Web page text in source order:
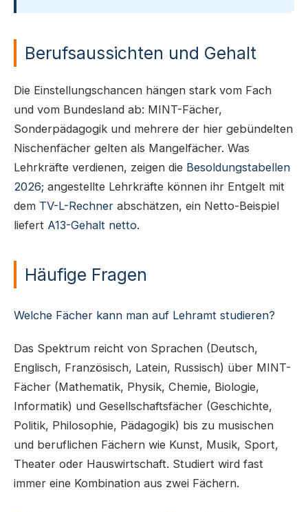
Berufsaussichten und Gehalt
Die Einstellungschancen hängen stark vom Fach
und vom Bundesland ab: MINT-Fächer,
Sonderpädagogik und mehrere der hier gebündelten
Nischenfächer gelten als Mangelfächer. Was
Lehrkräfte verdienen, zeigen die Besoldungstabellen
2026; angestellte Lehrkräfte können ihr Entgelt mit
dem TV-L-Rechner abschätzen, ein Netto-Beispiel
liefert A13-Gehalt netto.
Häufige Fragen
Welche Fächer kann man auf Lehramt studieren?
Das Spektrum reicht von Sprachen (Deutsch,
Englisch, Französisch, Latein, Russisch) über MINT-
Fächer (Mathematik, Physik, Chemie, Biologie,
Informatik) und Gesellschaftsfächer (Geschichte,
Politik, Philosophie, Pädagogik) bis zu musischen
und beruflichen Fächern wie Kunst, Musik, Sport,
Theater oder Hauswirtschaft. Studiert wird fast
immer eine Kombination aus zwei Fächern.